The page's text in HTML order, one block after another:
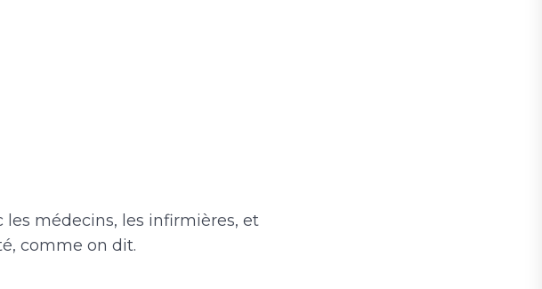
les médecins, les infirmières, et
comme on dit.